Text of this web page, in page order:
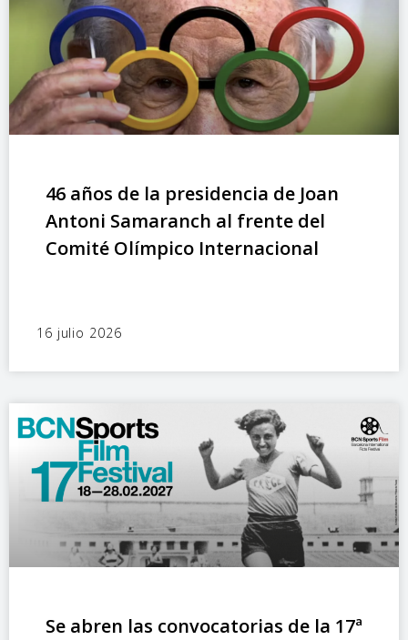
46 años de la presidencia de Joan
Antoni Samaranch al frente del
Comité Olímpico Internacional
16 julio 2026
Se abren las convocatorias de la 17ª